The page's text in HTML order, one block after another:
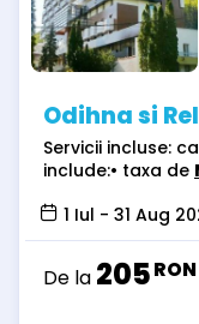
Odihna si
Servicii incluse:
include:• taxa de
1 Iul - 31 Aug
De la 205RON